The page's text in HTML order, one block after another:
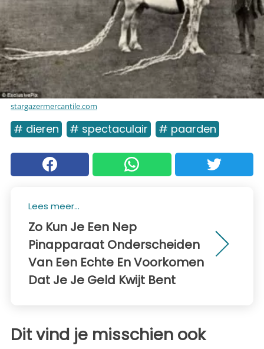
stargazermercantile.com
# dieren # spectaculair # paarden
Lees meer...
Zo Kun Je Een Nep
Pinapparaat Onderscheiden
Van Een Echte En Voorkomen
Dat Je Je Geld Kwijt Bent
Dit vind je misschien ook